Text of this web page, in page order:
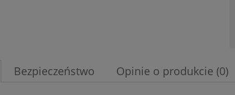
Bezpieczeństwo Opinie o produkcie (0)